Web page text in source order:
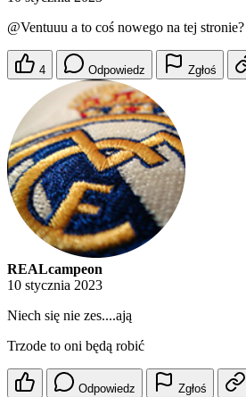
@Ventuuu a to coś nowego na tej stronie?
4 Odpowiedz Zgłoś
REALcampeon
10 stycznia 2023
Niech się nie zes....ają
Trzode to oni będą robić
Odpowiedz Zgłoś